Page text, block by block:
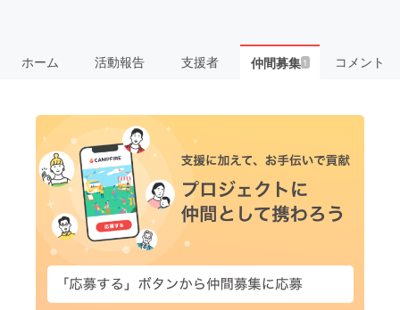
ホーム 活動報告 支援者 仲間募集 1 コメント